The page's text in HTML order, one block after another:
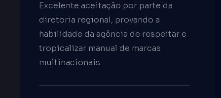
Excelente aceitação por parte da
diretoria regional, provando a
habilidade da agência de respeitar e
tropicalizar manual de marcas
multinacionais.